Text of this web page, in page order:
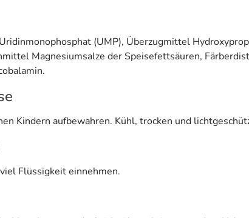
(UMP), Überzugmittel
Magnesiumsalze der Speisefettsäuren,
Kindern aufbewahren. Kühl, trocken und
Flüssigkeit einnehmen.